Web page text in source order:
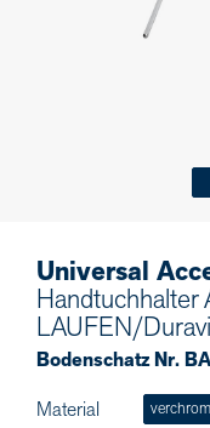
Universal
LAUFEN/
Bodenschatz Nr.
Material